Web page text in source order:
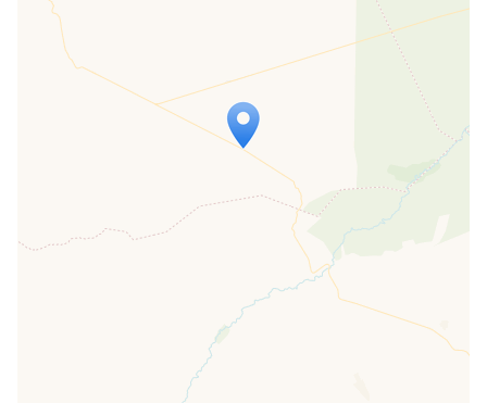
Travelers' Map wird geladen …
Wenn du dies siehst, nachdem deine
Seite vollständig geladen wurde,
fehlen leafletJS-Dateien.